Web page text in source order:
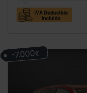
-7.000€